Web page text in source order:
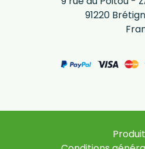
91220